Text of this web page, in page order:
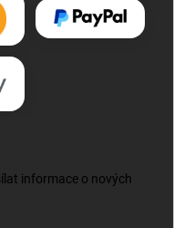
informace o nových